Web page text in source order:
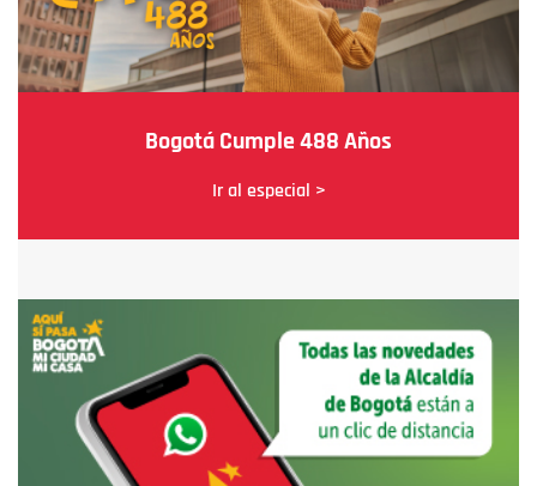
Bogotá Cumple 488 Años
Ir al especial >